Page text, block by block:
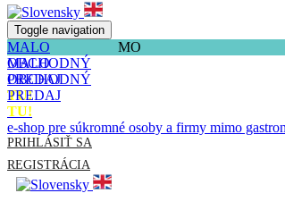
Toggle navigation
MALO
OBCHODNÝ
PREDAJ
TU!
MO
MALO
OBCHODNÝ
PREDAJ
TU!
e-shop pre súkromné osoby a firmy mimo
PRIHLÁSIŤ SA
REGISTRÁCIA